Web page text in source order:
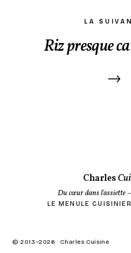
LA
Riz presque
→
Charles
Du cœur dans l'assiette—
LE MENU LE CUISINIER
© 2013–2026 · Charles Cuisine